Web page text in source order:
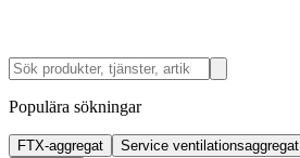
Populära sökningar
FTX-aggregat Service ventilationsaggregat